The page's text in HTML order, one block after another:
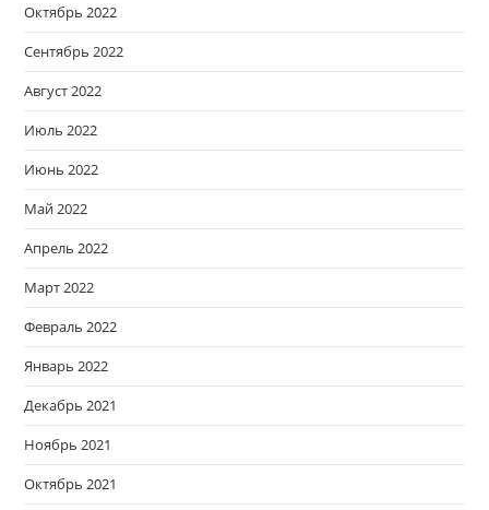
Октябрь 2022
Сентябрь 2022
Август 2022
Июль 2022
Июнь 2022
Май 2022
Апрель 2022
Март 2022
Февраль 2022
Январь 2022
Декабрь 2021
Ноябрь 2021
Октябрь 2021